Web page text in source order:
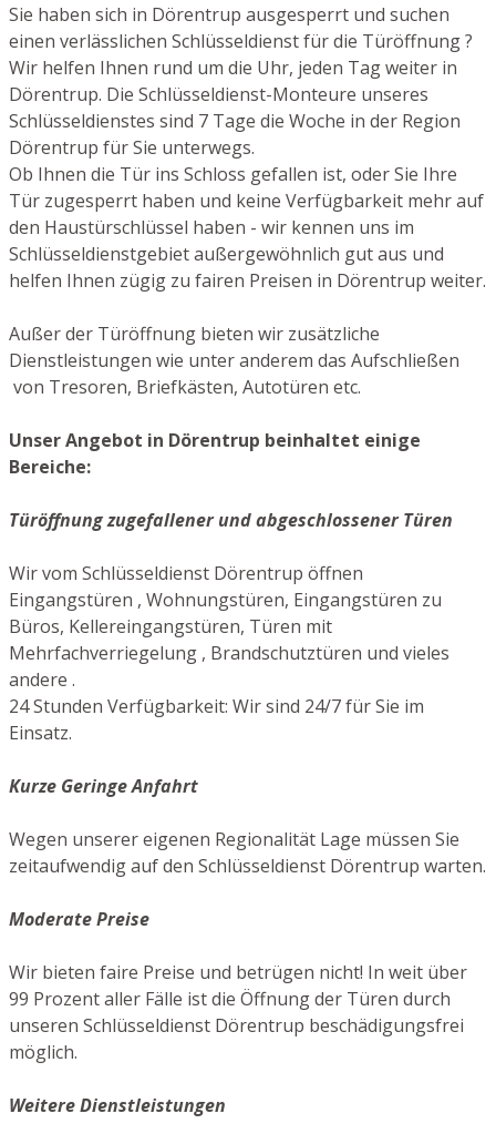
Sie haben sich in Dörentrup ausgesperrt und suchen
einen verlässlichen Schlüsseldienst für die Türöffnung ?
Wir helfen Ihnen rund um die Uhr, jeden Tag weiter in
Dörentrup. Die Schlüsseldienst-Monteure unseres
Schlüsseldienstes sind 7 Tage die Woche in der Region
Dörentrup für Sie unterwegs.
Ob Ihnen die Tür ins Schloss gefallen ist, oder Sie Ihre
Tür zugesperrt haben und keine Verfügbarkeit mehr auf
den Haustürschlüssel haben - wir kennen uns im
Schlüsseldienstgebiet außergewöhnlich gut aus und
helfen Ihnen zügig zu fairen Preisen in Dörentrup weiter.
Außer der Türöffnung bieten wir zusätzliche
Dienstleistungen wie unter anderem das Aufschließen
von Tresoren, Briefkästen, Autotüren etc.
Unser Angebot in Dörentrup beinhaltet einige
Bereiche:
Türöffnung zugefallener und abgeschlossener Türen
Wir vom Schlüsseldienst Dörentrup öffnen
Eingangstüren , Wohnungstüren, Eingangstüren zu
Büros, Kellereingangstüren, Türen mit
Mehrfachverriegelung , Brandschutztüren und vieles
andere .
24 Stunden Verfügbarkeit: Wir sind 24/7 für Sie im
Einsatz.
Kurze Geringe Anfahrt
Wegen unserer eigenen Regionalität Lage müssen Sie
zeitaufwendig auf den Schlüsseldienst Dörentrup warten.
Moderate Preise
Wir bieten faire Preise und betrügen nicht! In weit über
99 Prozent aller Fälle ist die Öffnung der Türen durch
unseren Schlüsseldienst Dörentrup beschädigungsfrei
möglich.
Weitere Dienstleistungen